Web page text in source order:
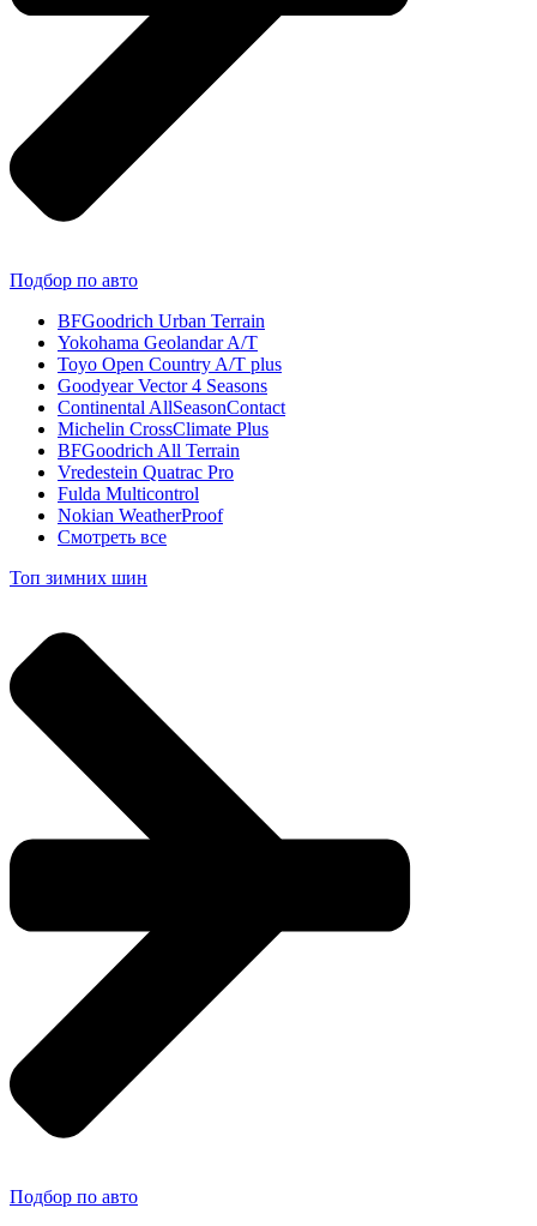
Подбор по авто
BFGoodrich Urban Terrain
Yokohama Geolandar A/T
Toyo Open Country A/T plus
Goodyear Vector 4 Seasons
Continental AllSeasonContact
Michelin CrossClimate Plus
BFGoodrich All Terrain
Vredestein Quatrac Pro
Fulda Multicontrol
Nokian WeatherProof
Смотреть все
Топ зимних шин
Подбор по авто